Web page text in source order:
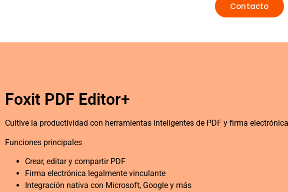
Contacto
Foxit PDF Editor+
Cultive la productividad con herramientas inteligentes de PDF y firma electrónica
Funciones principales
Crear, editar y compartir PDF
Firma electrónica legalmente vinculante
Integración nativa con Microsoft, Google y más